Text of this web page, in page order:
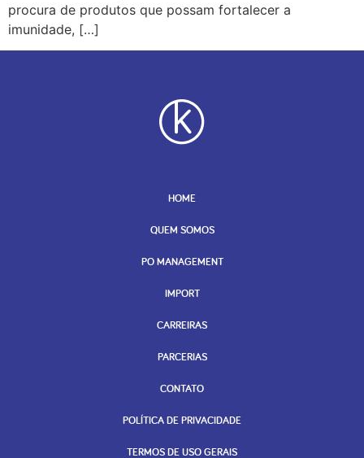
procura de produtos que possam fortalecer a
imunidade, […]
HOME
QUEM SOMOS
PO MANAGEMENT
IMPORT
CARREIRAS
PARCERIAS
CONTATO
POLÍTICA DE PRIVACIDADE
TERMOS DE USO GERAIS